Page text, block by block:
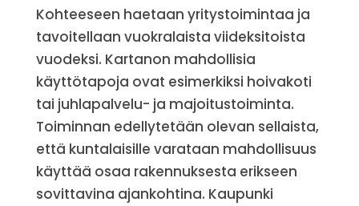
Kohteeseen haetaan yritystoimintaa ja
tavoitellaan vuokralaista viideksitoista
vuodeksi. Kartanon mahdollisia
käyttötapoja ovat esimerkiksi hoivakoti
tai juhlapalvelu- ja majoitustoiminta.
Toiminnan edellytetään olevan sellaista,
että kuntalaisille varataan mahdollisuus
käyttää osaa rakennuksesta erikseen
sovittavina ajankohtina. Kaupunki